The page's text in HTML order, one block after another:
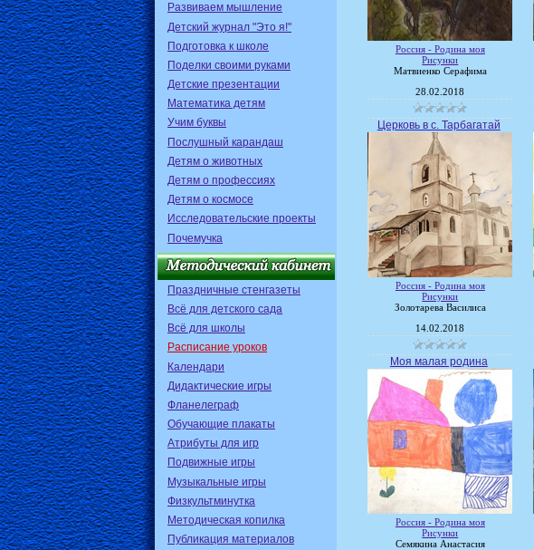
Развиваем мышление
Детский журнал "Это я!"
Подготовка к школе
Поделки своими руками
Детские презентации
Математика детям
Учим буквы
Послушный карандаш
Детям о животных
Детям о профессиях
Детям о космосе
Исследовательские проекты
Почемучка
Праздничные стенгазеты
Всё для детского сада
Всё для школы
Расписание уроков
Календари
Дидактические игры
Фланелеграф
Обучающие плакаты
Атрибуты для игр
Подвижные игры
Музыкальные игры
Физкультминутка
Методическая копилка
Публикация материалов
Россия - Родина моя
Рисунки
Матвиенко Серафима
28.02.2018
Церковь в с. Тарбагатай
Россия - Родина моя
Рисунки
Золотарева Василиса
14.02.2018
Моя малая родина
Россия - Родина моя
Рисунки
Семякина Анастасия